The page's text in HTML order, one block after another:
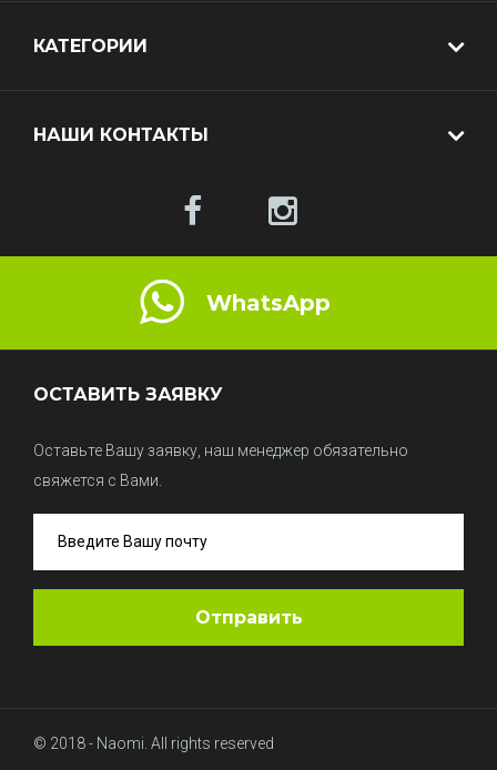
© 2018 - Naomi. All rights reserved
КАТЕГОРИИ
НАШИ КОНТАКТЫ
WhatsApp
ОСТАВИТЬ ЗАЯВКУ
Оставьте Вашу заявку, наш менеджер обязательно
свяжется с Вами.